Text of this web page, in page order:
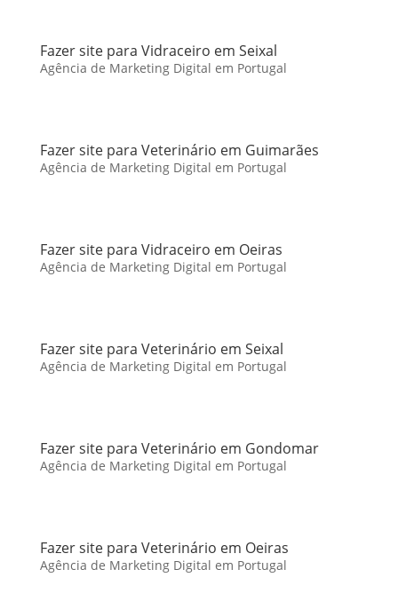
Fazer site para Vidraceiro em Seixal
Agência de Marketing Digital em Portugal
Fazer site para Veterinário em Guimarães
Agência de Marketing Digital em Portugal
Fazer site para Vidraceiro em Oeiras
Agência de Marketing Digital em Portugal
Fazer site para Veterinário em Seixal
Agência de Marketing Digital em Portugal
Fazer site para Veterinário em Gondomar
Agência de Marketing Digital em Portugal
Fazer site para Veterinário em Oeiras
Agência de Marketing Digital em Portugal